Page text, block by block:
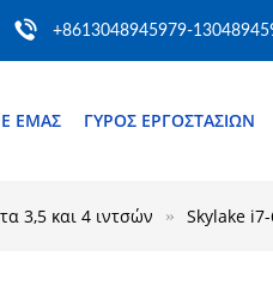
+8613048945979-
ΕΜΆΣ ΓΎΡΟΣ ΕΡΓΟΣΤΑΣΊΩΝ
3,5 και 4 ιντσών Skylake